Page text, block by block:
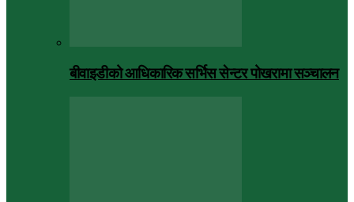
बीवाइडीको आधिकारिक सर्भिस सेन्टर पोखरामा सञ्चालन